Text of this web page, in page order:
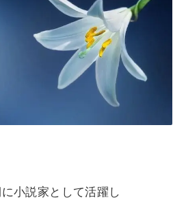
小説家として活躍し